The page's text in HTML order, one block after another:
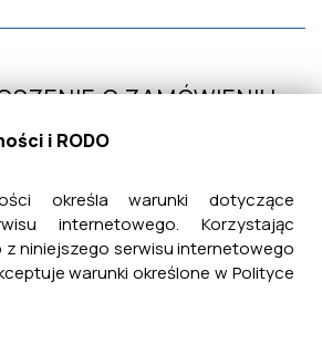
O ZAMÓWIENIU -
i budowa dróg gminnych
sieć dróg publicznych
bezpieczeństwa ruchu na
przygranicznym”
i RODO
określa warunki dotyczące
internetowego. Korzystając
niniejszego serwisu internetowego
warunki określone w Polityce